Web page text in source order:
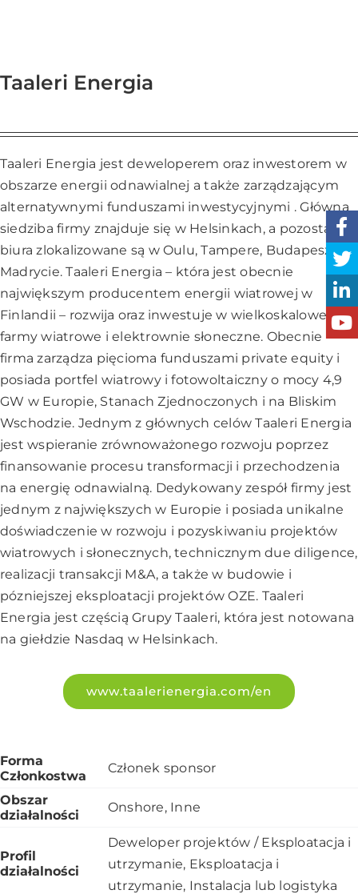
Taaleri Energia
Taaleri Energia jest deweloperem oraz inwestorem w
obszarze energii odnawialnej a także zarządzającym
alternatywnymi funduszami inwestycyjnymi . Główna
siedziba firmy znajduje się w Helsinkach, a pozostałe
biura zlokalizowane są w Oulu, Tampere, Budapeszcie i
Madrycie. Taaleri Energia – która jest obecnie
największym producentem energii wiatrowej w
Finlandii – rozwija oraz inwestuje w wielkoskalowe
farmy wiatrowe i elektrownie słoneczne. Obecnie
firma zarządza pięcioma funduszami private equity i
posiada portfel wiatrowy i fotowoltaiczny o mocy 4,9
GW w Europie, Stanach Zjednoczonych i na Bliskim
Wschodzie. Jednym z głównych celów Taaleri Energia
jest wspieranie zrównoważonego rozwoju poprzez
finansowanie procesu transformacji i przechodzenia
na energię odnawialną. Dedykowany zespół firmy jest
jednym z największych w Europie i posiada unikalne
doświadczenie w rozwoju i pozyskiwaniu projektów
wiatrowych i słonecznych, technicznym due diligence,
realizacji transakcji M&A, a także w budowie i
pózniejszej eksploatacji projektów OZE. Taaleri
Energia jest częścią Grupy Taaleri, która jest notowana
na giełdzie Nasdaq w Helsinkach.
www.taalerienergia.com/en
Forma
Członkostwa
Członek sponsor
Obszar
działalności
Onshore, Inne
Profil
działalności
Deweloper projektów / Eksploatacja i
utrzymanie, Eksploatacja i
utrzymanie, Instalacja lub logistyka